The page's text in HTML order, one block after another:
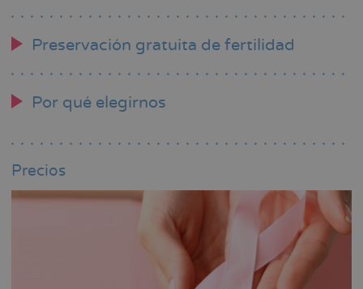
Preservación gratuita de fertilidad
Por qué elegirnos
Precios